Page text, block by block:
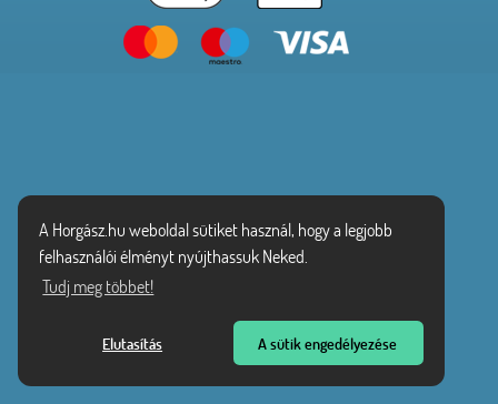
A Horgász.hu weboldal sütiket használ, hogy a legjobb
felhasználói élményt nyújthassuk Neked.
Tudj meg többet!
Elutasítás A sütik engedélyezése